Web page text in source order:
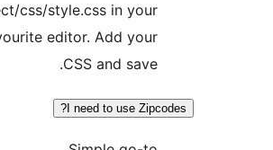
redirect/css/style.css in your
favourite editor. Add your
I need to use